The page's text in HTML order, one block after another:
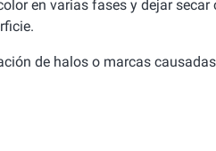
en varias fases y dejar
de halos o marcas